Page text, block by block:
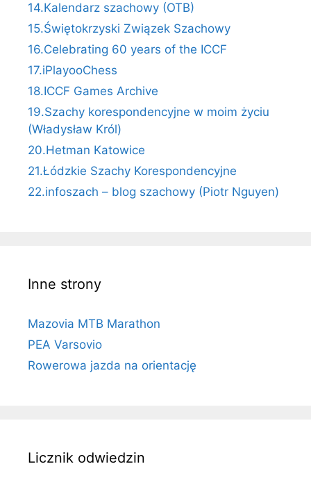
14.Kalendarz szachowy (OTB)
15.Świętokrzyski Związek Szachowy
16.Celebrating 60 years of the ICCF
17.iPlayooChess
18.ICCF Games Archive
19.Szachy korespondencyjne w moim życiu
(Władysław Król)
20.Hetman Katowice
21.Łódzkie Szachy Korespondencyjne
22.infoszach – blog szachowy (Piotr Nguyen)
Inne strony
Mazovia MTB Marathon
PEA Varsovio
Rowerowa jazda na orientację
Licznik odwiedzin